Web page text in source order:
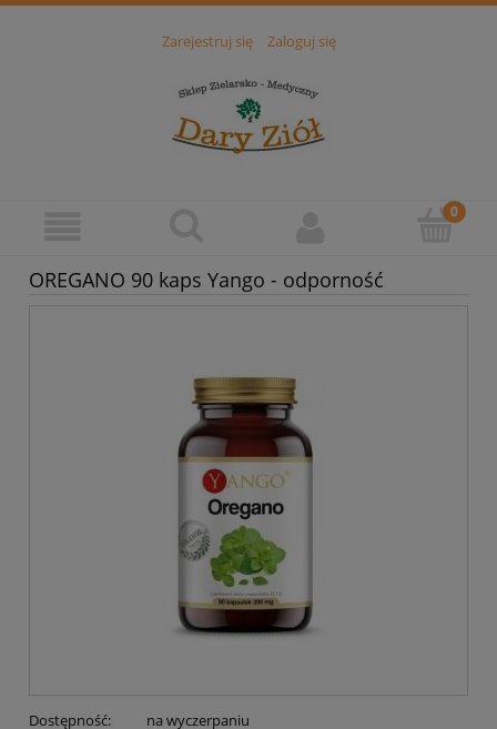
Zarejestruj się Zaloguj się
OREGANO 90 kaps Yango - odporność
Dostępność:
na wyczerpaniu